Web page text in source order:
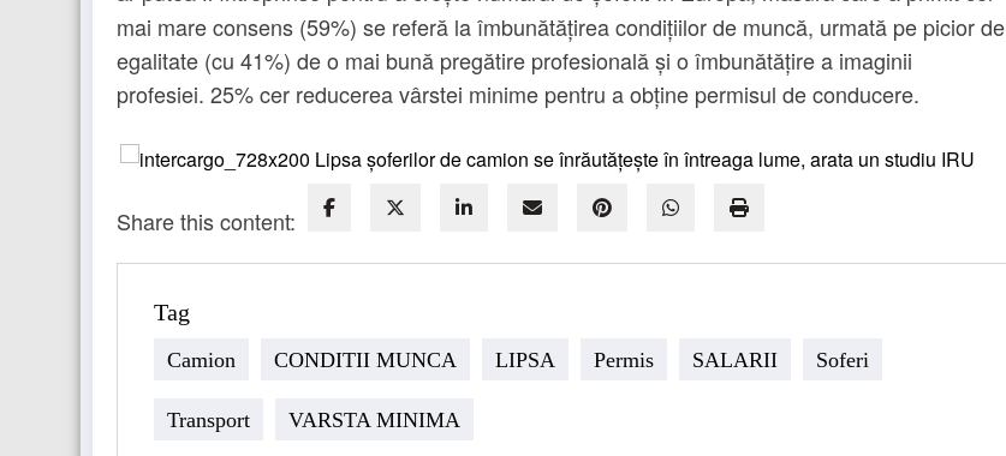
mai mare consens (59%) se referă la îmbunătățirea condițiilor de muncă, urmată pe picior de
egalitate (cu 41%) de o mai bună pregătire profesională și o îmbunătățire a imaginii
profesiei. 25% cer reducerea vârstei minime pentru a obține permisul de conducere.
Share this content:
Tag
Camion CONDITII MUNCA LIPSA Permis SALARII Soferi
Transport VARSTA MINIMA